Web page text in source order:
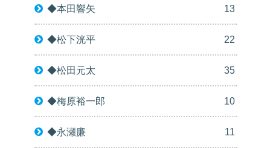
◆本田響矢 13
◆松下洸平 22
◆松田元太 35
◆梅原裕一郎 10
◆永瀬廉 11